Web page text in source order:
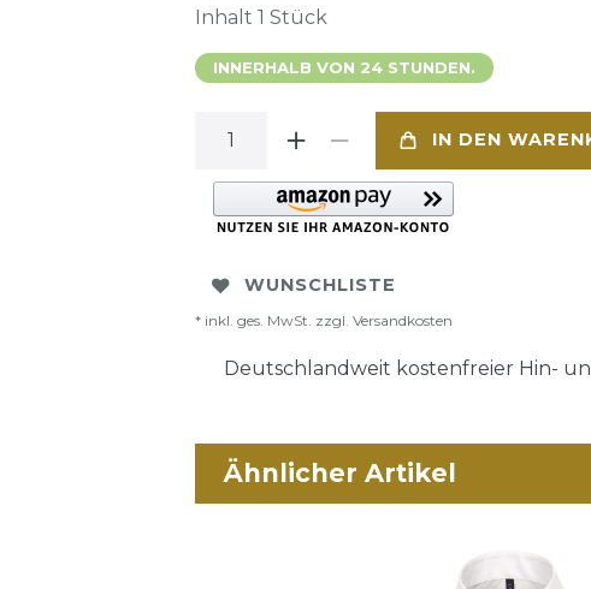
Inhalt 1 Stück
INNERHALB VON 24 STUNDEN.
IN DEN
WUNSCHLISTE
* inkl. ges. MwSt. zzgl. Versandkosten
Deutschlandweit kostenfreier Hin-
Ähnlicher Artikel